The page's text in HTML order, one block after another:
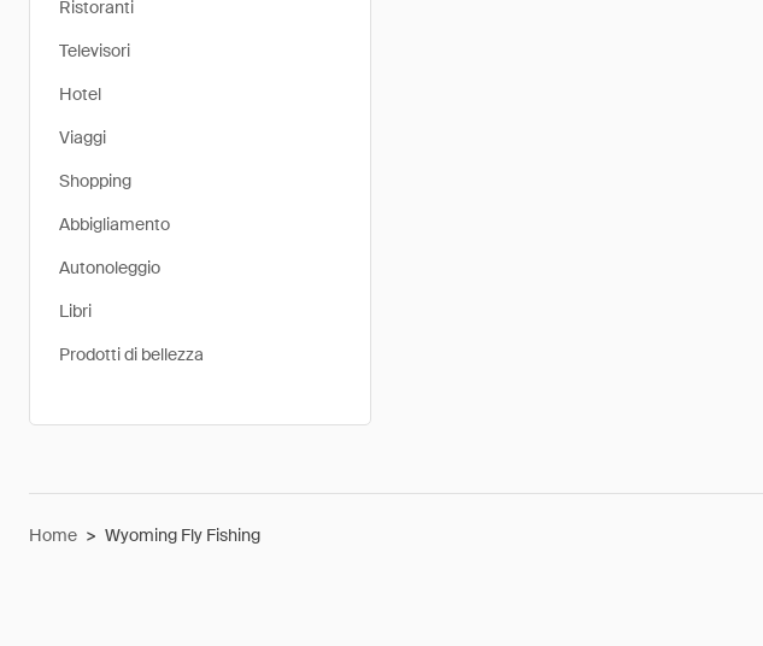
Ristoranti
Televisori
Hotel
Viaggi
Shopping
Abbigliamento
Autonoleggio
Libri
Prodotti di bellezza
Home > Wyoming Fly Fishing